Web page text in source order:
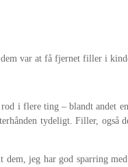
var at få fjernet filler i
i flere ting – blandt andet
tydeligt. Filler,
jeg har god sparring